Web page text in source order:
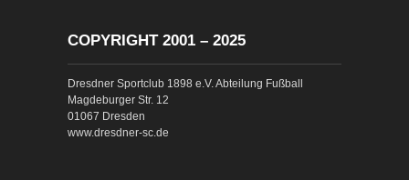
COPYRIGHT 2001 – 2025
Dresdner Sportclub 1898 e.V. Abteilung Fußball
Magdeburger Str. 12
01067 Dresden
www.dresdner-sc.de